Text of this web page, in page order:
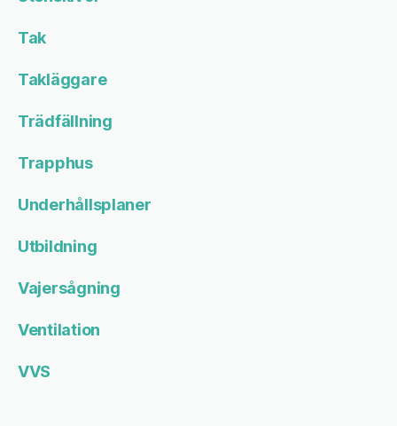
Tak
Takläggare
Trädfällning
Trapphus
Underhållsplaner
Utbildning
Vajersågning
Ventilation
VVS